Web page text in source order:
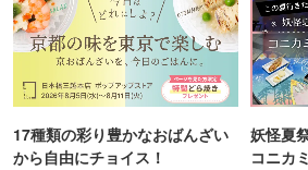
17種類の彩り豊かなおばんざい
から自由にチョイス！
妖怪夏
コニカ